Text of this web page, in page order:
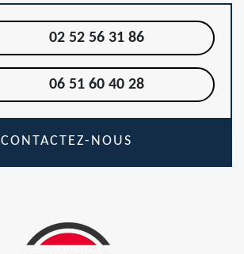
02 52 56 31 86
06 51 60 40 28
CONTACTEZ-NOUS